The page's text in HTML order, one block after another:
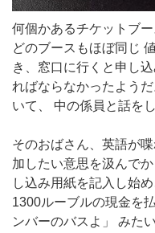
何個かあるチケットブ
どのブースもほぼ同じ
き、窓口に行くと申し
ればならなかったよう
いて、 中の係員と話を
そのおばさん、英語が
加したい意思を汲んで
し込み用紙を記入し始
1300ルーブルの現金を
ンバーのバスよ」 みた